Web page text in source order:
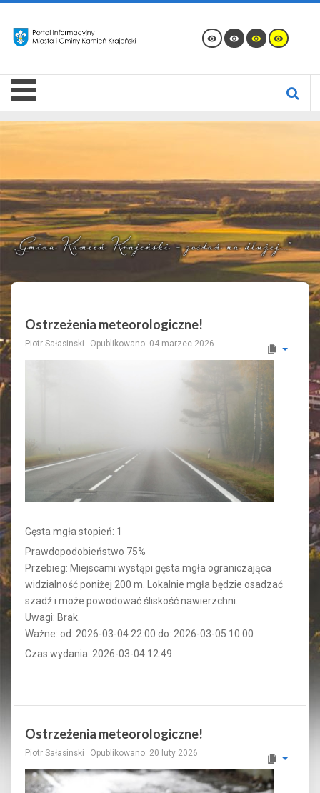
Ostrzeżenia meteorologiczne!
Piotr Sałasinski Opublikowano: 04 marzec 2026
Gęsta mgła stopień: 1
Prawdopodobieństwo 75%
Przebieg: Miejscami wystąpi gęsta mgła ograniczająca
widzialność poniżej 200 m. Lokalnie mgła będzie osadzać
szadź i może powodować śliskość nawierzchni.
Uwagi: Brak.
Ważne: od: 2026-03-04 22:00 do: 2026-03-05 10:00
Czas wydania: 2026-03-04 12:49
Ostrzeżenia meteorologiczne!
Piotr Sałasinski Opublikowano: 20 luty 2026